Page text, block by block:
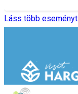
Láss több eseményt